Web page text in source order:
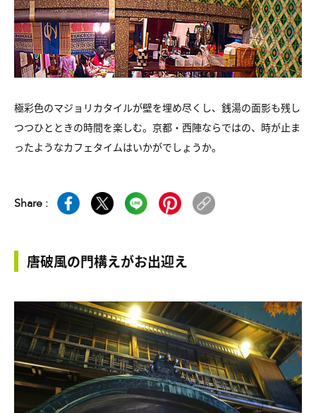
極彩色のマジョリカタイルが壁を埋め尽くし、銭湯の面影も残し
つつひとときの時間を楽しむ。京都・西陣ならではの、時が止ま
ったようなカフェタイムはいかがでしょうか。
Share :
唐破風の門構えがお出迎え